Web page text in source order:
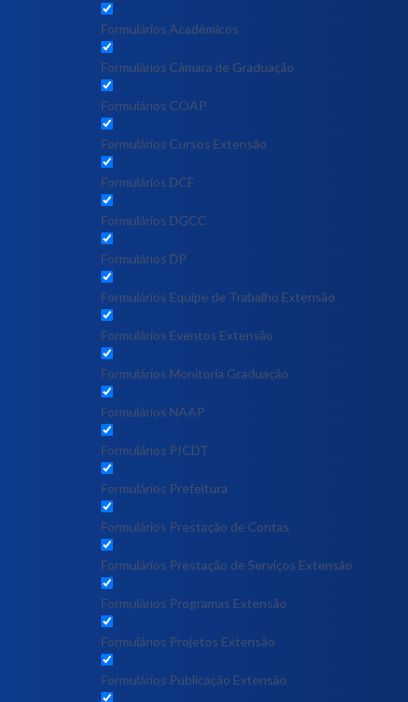
Formulários Acadêmicos
Formulários Câmara de Graduação
Formulários COAP
Formulários Cursos Extensão
Formulários DCF
Formulários DGCC
Formulários DP
Formulários Equipe de Trabalho Extensão
Formulários Eventos Extensão
Formulários Monitoria Graduação
Formulários NAAP
Formulários PICDT
Formulários Prefeitura
Formulários Prestação de Contas
Formulários Prestação de Serviços Extensão
Formulários Programas Extensão
Formulários Projetos Extensão
Formulários Publicação Extensão